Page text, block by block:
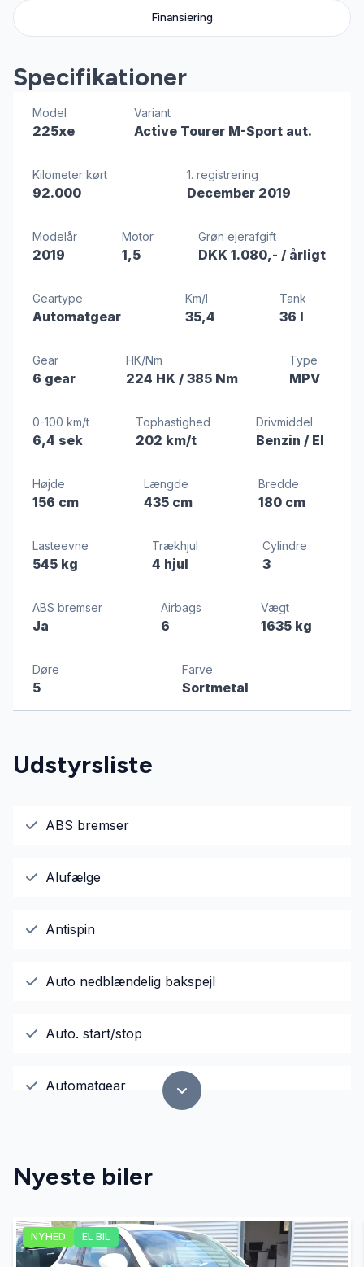
Finansiering
Specifikationer
Model
225xe
Variant
Active Tourer M-Sport aut.
Kilometer kørt
92.000
1. registrering
December 2019
Modelår
2019
Motor
1,5
Grøn ejerafgift
DKK 1.080,- / årligt
Geartype
Automatgear
Km/l
35,4
Tank
36 l
Gear
6 gear
HK/Nm
224 HK/ 385 Nm
Type
MPV
0-100 km/t
6,4 sek
Tophastighed
202 km/t
Drivmiddel
Benzin / El
Højde
156 cm
Længde
435 cm
Bredde
180 cm
Lasteevne
545 kg
Trækhjul
4 hjul
Cylindre
3
ABS bremser
Ja
Airbags
6
Vægt
1635 kg
Døre
5
Farve
Sortmetal
Udstyrsliste
ABS bremser
Alufælge
Antispin
Auto nedblændelig bakspejl
Auto. start/stop
Automatgear
Automatisk lys
Bakkamera
Nyeste biler
NYHED EL BIL